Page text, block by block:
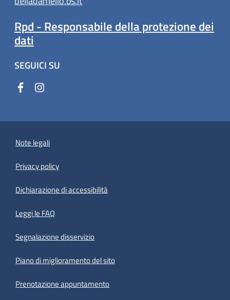
Rpd - Responsabile della protezione dei
dati
SEGUICI SU
Note legali
Privacy policy
Dichiarazione di accessibilità
Leggi le FAQ
Segnalazione disservizio
Piano di miglioramento del sito
Prenotazione appuntamento